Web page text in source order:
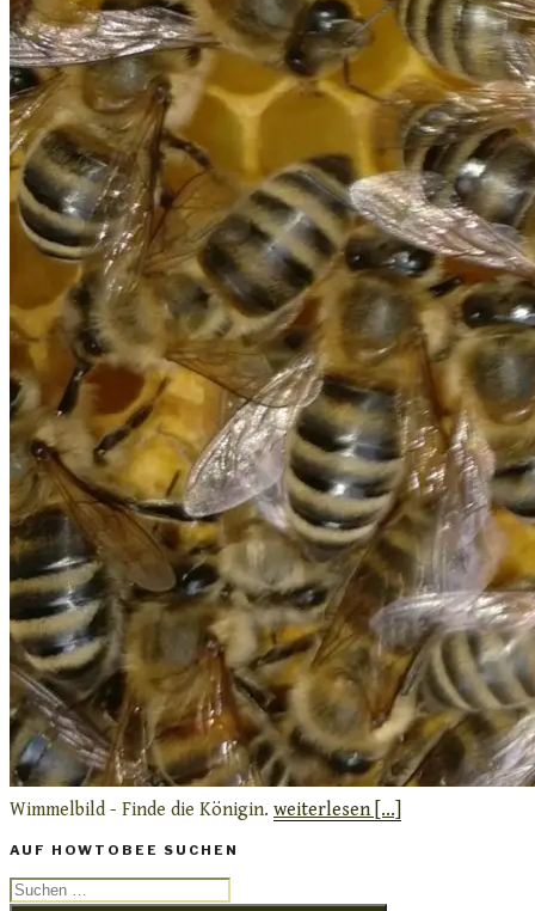
Wimmelbild - Finde die Königin. weiterlesen [...]
AUF HOWTOBEE SUCHEN
Suchen